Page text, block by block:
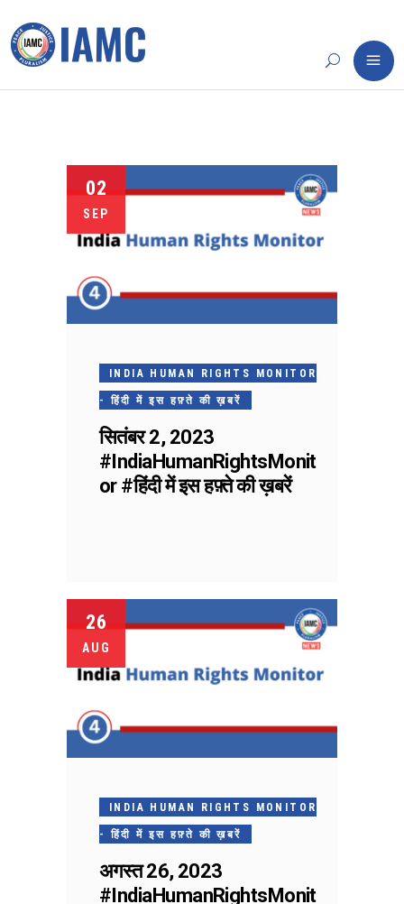
02
SEP
INDIA HUMAN RIGHTS MONITOR
- हिंदी में इस हफ़्ते की ख़बरें
सितंबर 2, 2023
#IndiaHumanRightsMonit
or #हिंदी में इस हफ़्ते की ख़बरें
26
AUG
INDIA HUMAN RIGHTS MONITOR
- हिंदी में इस हफ़्ते की ख़बरें
अगस्त 26, 2023
#IndiaHumanRightsMonit